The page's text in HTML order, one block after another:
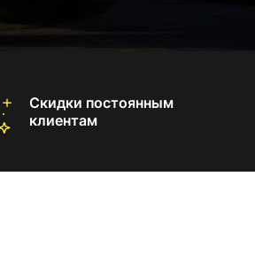
Скидки постоянным
клиентам